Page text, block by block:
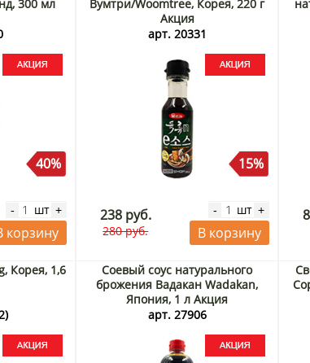
300 мл
40%
- шт +
корзину
Вумтри/Woomtree, Корея, 220 г
Акция
арт. 20331
15%
238 руб.
280 руб.
- шт +
В корзину
Корея, 1,6
Соевый соус натурального
брожения Вадакан Wadakan,
Япония, 1 л Акция
арт. 27906